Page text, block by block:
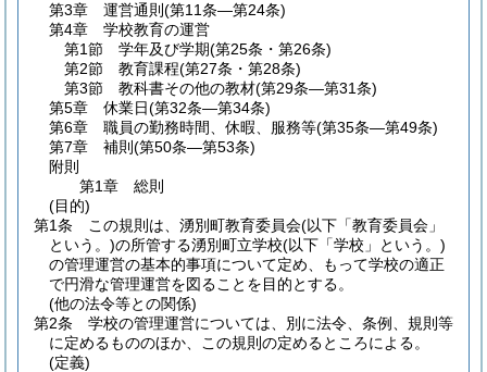
第3章
運営通則 (第11条―第24条)
第4章
学校教育の運営
第1節
学年及び学期(第25条・第26条)
第2節
教育課程(第27条・第28条)
第3節
教科書その他の教材(第29条―第31条)
第5章
休業日(第32条―第34条)
第6章
職員の勤務時間、休暇、服務等(第35条―第49条)
第7章
補則 (第50条―第53条)
附則
第1章
総則
(目的)
第1条
この規則は、湧別町教育委員会(以下「教育委員会」
という。)の所管する湧別町立学校(以下「学校」という。)
の管理運営の基本的事項について定め、もって学校の適正
で円滑な管理運営を図ることを目的とする。
(他の法令等との関係)
第2条
学校の管理運営については、別に法令、条例、規則等
に定めるもののほか、この規則の定めるところによる。
(定義)